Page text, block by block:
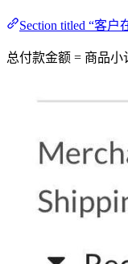
Section titled “客
总付款金额 = 商品